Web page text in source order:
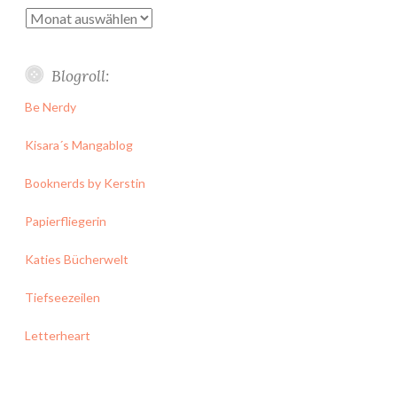
Archiv
Blogroll:
Be Nerdy
Kisara´s Mangablog
Booknerds by Kerstin
Papierfliegerin
Katies Bücherwelt
Tiefseezeilen
Letterheart